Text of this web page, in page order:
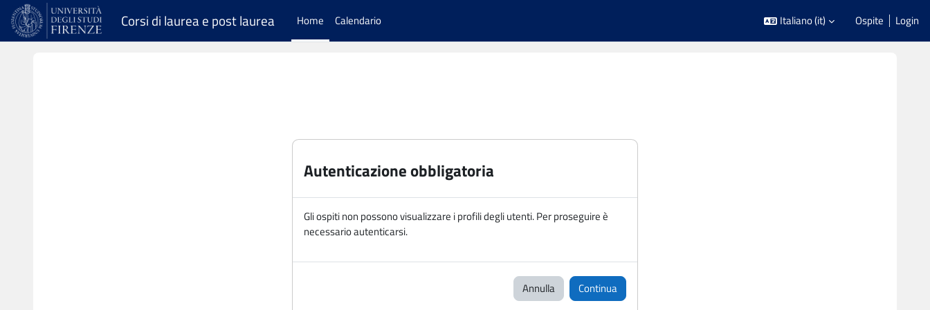
Vai al contenuto principale
Corsi di laurea e post laurea Home Calendario Italiano ‎(it)‎ Ospite Login
Autenticazione obbligatoria
Gli ospiti non possono visualizzare i profili degli utenti. Per proseguire è
necessario autenticarsi.
Annulla Continua